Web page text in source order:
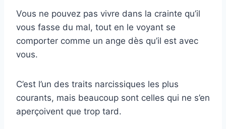
Vous ne pouvez pas vivre dans la crainte qu’il
vous fasse du mal, tout en le voyant se
comporter comme un ange dès qu’il est avec
vous.
C’est l’un des traits narcissiques les plus
courants, mais beaucoup sont celles qui ne s’en
aperçoivent que trop tard.